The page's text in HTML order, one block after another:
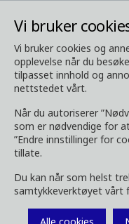
Vi bruker
Vi bruker cookies og
opplevelse når du
tilpasset innhold og
nettstedet vårt.
Når du autoriserer
som er nødvendige for
”Endre innstillinger for
tillate.
Du kan når som helst
samtykkeverktøyet vårt
Media Last ned
Last ned
kundemagasin og
type eller kategori